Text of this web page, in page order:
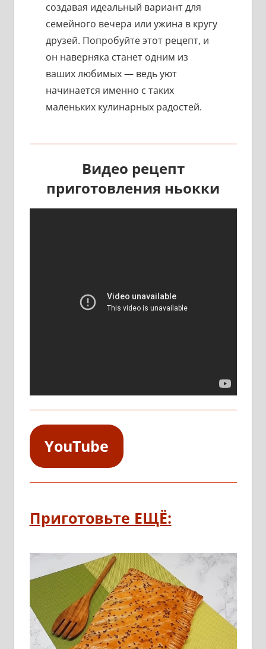
создавая идеальный вариант для
семейного вечера или ужина в кругу
друзей. Попробуйте этот рецепт, и
он наверняка станет одним из
ваших любимых — ведь уют
начинается именно с таких
маленьких кулинарных радостей.
Видео рецепт
приготовления ньокки
YouTube
Приготовьте ЕЩЁ: